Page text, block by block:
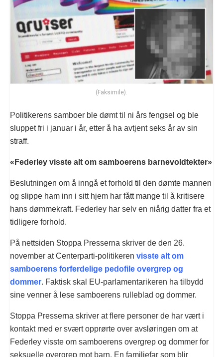
(Faksimile).
Politikerens samboer ble dømt til ni års fengsel og ble
sluppet fri i januar i år, etter å ha avtjent seks år av sin
straff.
«Federley visste alt om samboerens barnevoldtekter»
Beslutningen om å inngå et forhold til den dømte mannen
og slippe ham inn i sitt hjem har fått mange til å kritisere
hans dømmekraft. Federley har selv en niårig datter fra et
tidligere forhold.
På nettsiden Stoppa Presserna skriver de den 26.
november at Centerparti-politikeren visste alt om
samboerens forferdelige pedofile overgrep og
dommer. Faktisk skal EU-parlamentarikeren ha tilbydd
sine venner å lese samboerens rulleblad og dommer.
Stoppa Presserna skriver at flere personer de har vært i
kontakt med er svært opprørte over avsløringen om at
Federley visste om samboerens overgrep og dommer for
seksuelle overgrep mot barn. En familiefar som blir